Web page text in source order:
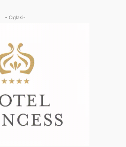
- Oglasi-